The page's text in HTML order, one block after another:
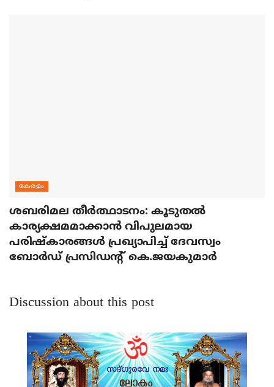
കേരളം
ശബരിമല തീര്‍ത്ഥാടനം: കൂടുതല്‍
കാര്യക്ഷമമാക്കാന്‍ വിപുലമായ
പരിഷ്‌കാരങ്ങള്‍ പ്രഖ്യാപിച്ച് ദേവസ്വം
ബോര്‍ഡ് പ്രസിഡന്റ് കെ.ജയകുമാര്‍
Discussion about this post